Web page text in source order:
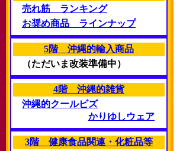
売れ筋 ランキング
お奨め商品 ラインナップ
5階 沖縄的輸入商品
（ただいま改装準備中）
4階 沖縄的雑貨
沖縄的クールビズ
かりゆしウェア
3階 健康食品関連・化粧品等